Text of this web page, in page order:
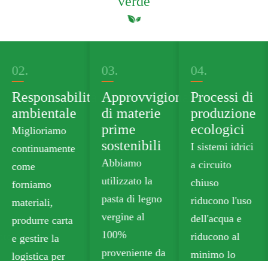
03.
Approvvigionamento
di materie
prime
sostenibili
Abbiamo
utilizzato la
pasta di legno
vergine al
100%
proveniente da
04.
Processi di
produzione
ecologici
I sistemi idrici
a circuito
chiuso
riducono l'uso
dell'acqua e
riducono al
minimo lo
05.
Portafoglio
di prodotti
verdi
Forniamo
cartone
alimentare
senza plastica
che soddisfa
gli standard di
sicurezza per